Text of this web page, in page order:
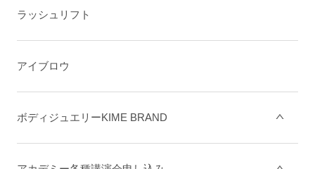
ラッシュリフト
アイブロウ
ボディジュエリーKIME BRAND